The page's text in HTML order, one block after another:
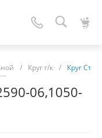
/ Круг г/к / Круг
06,1050-